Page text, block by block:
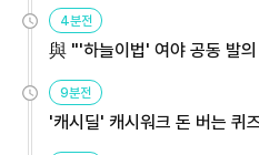
4분전
與 "'하늘이법' 여야 공동 발
9분전
'캐시딜' 캐시워크 돈 버는 퀴